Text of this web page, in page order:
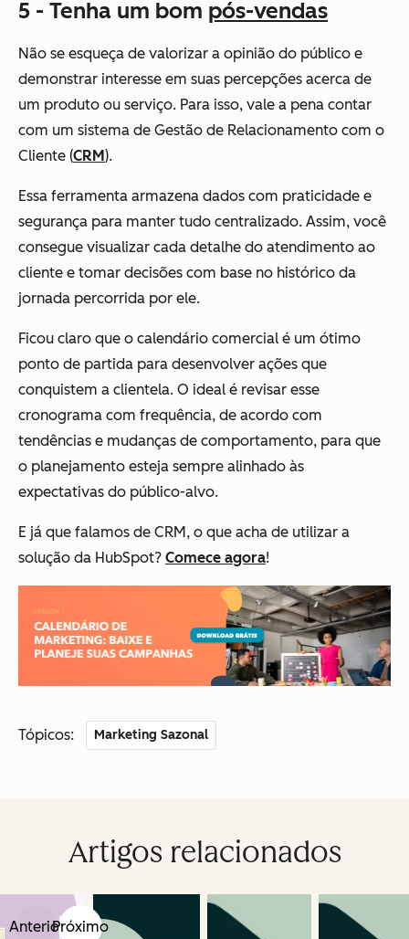
5 - Tenha um bom pós-vendas
Não se esqueça de valorizar a opinião do público e
demonstrar interesse em suas percepções acerca de
um produto ou serviço. Para isso, vale a pena contar
com um sistema de Gestão de Relacionamento com o
Cliente (CRM ).
Essa ferramenta armazena dados com praticidade e
segurança para manter tudo centralizado. Assim, você
consegue visualizar cada detalhe do atendimento ao
cliente e tomar decisões com base no histórico da
jornada percorrida por ele.
Ficou claro que o calendário comercial é um ótimo
ponto de partida para desenvolver ações que
conquistem a clientela. O ideal é revisar esse
cronograma com frequência, de acordo com
tendências e mudanças de comportamento, para que
o planejamento esteja sempre alinhado às
expectativas do público-alvo.
E já que falamos de CRM, o que acha de utilizar a
solução da HubSpot? Comece agora!
Tópicos: Marketing Sazonal
Artigos relacionados
AnteriorPróximo